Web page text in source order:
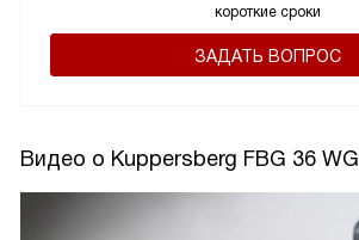
короткие сроки
ЗАДАТЬ ВОПРОС
Видео о Kuppersberg FBG 36 WG